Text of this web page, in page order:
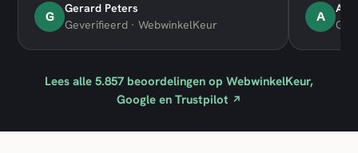
G
Gerard Peters
Geverifieerd · WebwinkelKeur
A
Lees alle 5.857 beoordelingen op WebwinkelKeur,
Google en Trustpilot ↗